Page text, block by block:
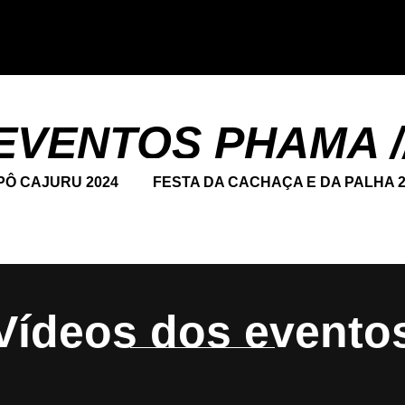
PHAMA
CAJURU 2024 FESTA DA CACHAÇA E DA PALHA
dos